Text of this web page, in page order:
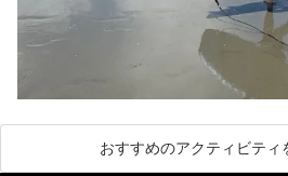
おすすめのアクティビティ